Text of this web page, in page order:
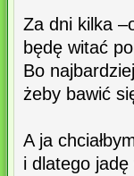
Za dni kilka
będę witać
Bo
żeby bawić
A ja
i dlatego jadę